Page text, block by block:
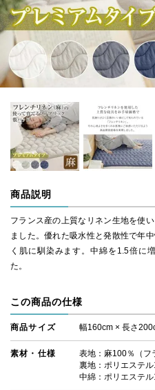
商品説明
フランス産の上質なリネン生地を使
ました。優れた吸水性と発散性で年
く肌に馴染みます。中綿を1.5倍に
た。
この商品の仕様
商品サイズ 幅160cm × 長さ
素材・仕様
表地：麻100％（フ
裏地：ポリエステル
中綿：ポリエステ